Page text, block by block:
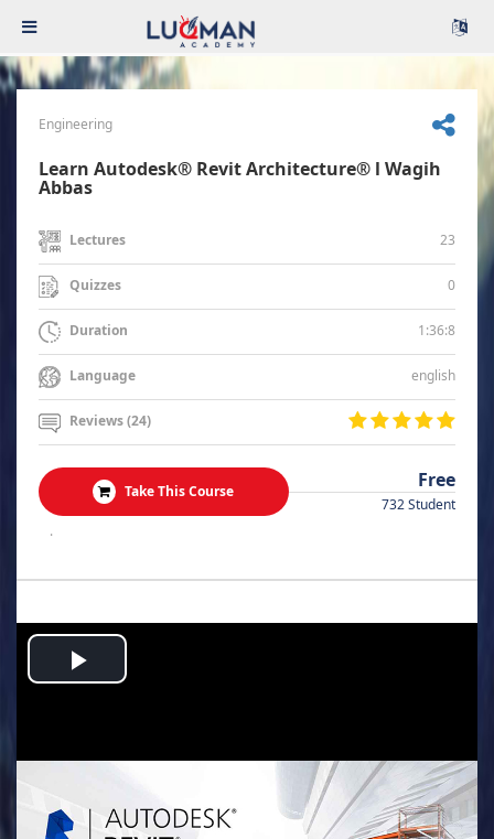
Engineering
Learn Autodesk® Revit Architecture® l Wagih
Abbas
Lectures 23
Quizzes 0
Duration 1:36:8
Language english
Reviews (24)
Take This Course Free
732 Student
.
Play